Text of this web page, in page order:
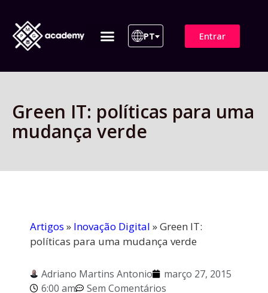
PT Entrar
Green IT: políticas para uma
mudança verde
Artigos » Inovação Digital »Green IT:
políticas para uma mudança verde
Adriano Martins Antonio
março 27, 2015
6:00 am
Sem Comentários